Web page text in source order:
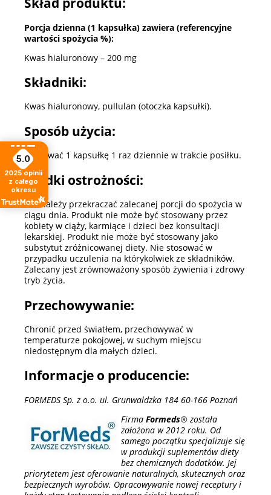
Porcja dzienna (1 kapsułka) zawiera (referencyjne
wartości spożycia %):
Kwas hialuronowy – 200 mg
Składniki:
Kwas hialuronowy, pullulan (otoczka kapsułki).
Sposób użycia:
Spożywać 1 kapsułkę 1 raz dziennie w trakcie posiłku.
Środki ostrożności:
Nie należy przekraczać zalecanej porcji do spożycia w
ciągu dnia. Produkt nie może być stosowany przez
kobiety w ciąży, karmiące i dzieci bez konsultacji
lekarskiej. Produkt nie może być stosowany jako
substytut zróżnicowanej diety. Nie stosować w
przypadku uczulenia na którykolwiek ze składników.
Zalecany jest zrównoważony sposób żywienia i zdrowy
tryb życia.
Przechowywanie:
Chronić przed światłem, przechowywać w
temperaturze pokojowej, w suchym miejscu
niedostępnym dla małych dzieci.
Informacje o producencie:
FORMEDS Sp. z o.o. ul. Grunwaldzka 184 60-166 Poznań
Firma Formeds® została
założona w 2012 roku. Od
samego początku specjalizuje się
w produkcji suplementów diety
bez chemicznych dodatków. Jej
priorytetem jest oferowanie naturalnych, skutecznych oraz
bezpiecznych wyrobów. Opracowywanie nowej receptury i
5.0
2025 opinii
z całego
okresu